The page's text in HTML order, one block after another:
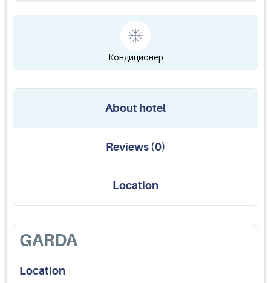
Кондиционер
About hotel
Reviews(0)
Location
GARDA
Location